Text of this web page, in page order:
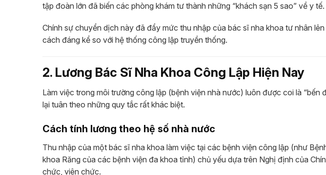
tập đoàn lớn đã biến các phòng khám tư thành những “khách sạn 5 sao” về y tế.
Chính sự chuyển dịch này đã đẩy mức thu nhập của bác sĩ nha khoa tư nhân
cách đáng kể so với hệ thống công lập truyền thống.
2. Lương Bác Sĩ Nha Khoa Công Lập Hiện Nay
Làm việc trong môi trường công lập (bệnh viện nhà nước) luôn được coi là “bến
lại tuân theo những quy tắc rất khác biệt.
Cách tính lương theo hệ số nhà nước
Thu nhập của một bác sĩ nha khoa làm việc tại các bệnh viện công lập (như
khoa Răng của các bệnh viện đa khoa tỉnh) chủ yếu dựa trên Nghị định của
chức, viên chức.